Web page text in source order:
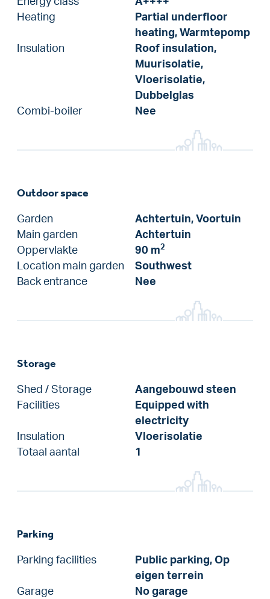
Heating
Partial underfloor
heating, Warmtepomp
Insulation
Roof insulation,
Muurisolatie,
Vloerisolatie,
Dubbelglas
Combi-boiler
Nee
Outdoor space
Garden
Achtertuin, Voortuin
Main garden
Achtertuin
Oppervlakte
90 m2
Location main garden
Southwest
Back entrance
Nee
Storage
Shed / Storage
Aangebouwd steen
Facilities
Equipped with
electricity
Insulation
Vloerisolatie
Totaal aantal
1
Parking
Parking facilities
Public parking, Op
eigen terrein
Garage
No garage